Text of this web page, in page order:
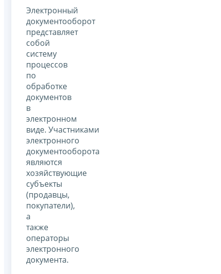
Электронный
документооборот
представляет
собой
систему
процессов
по
обработке
документов
в
электронном
виде. Участниками
электронного
документооборота
являются
хозяйствующие
субъекты
(продавцы,
покупатели),
а
также
операторы
электронного
документа.